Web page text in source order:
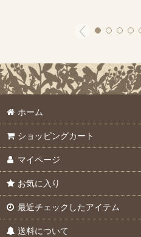
ホーム
ショッピングカート
マイページ
お気に入り
最近チェックしたアイテム
送料について